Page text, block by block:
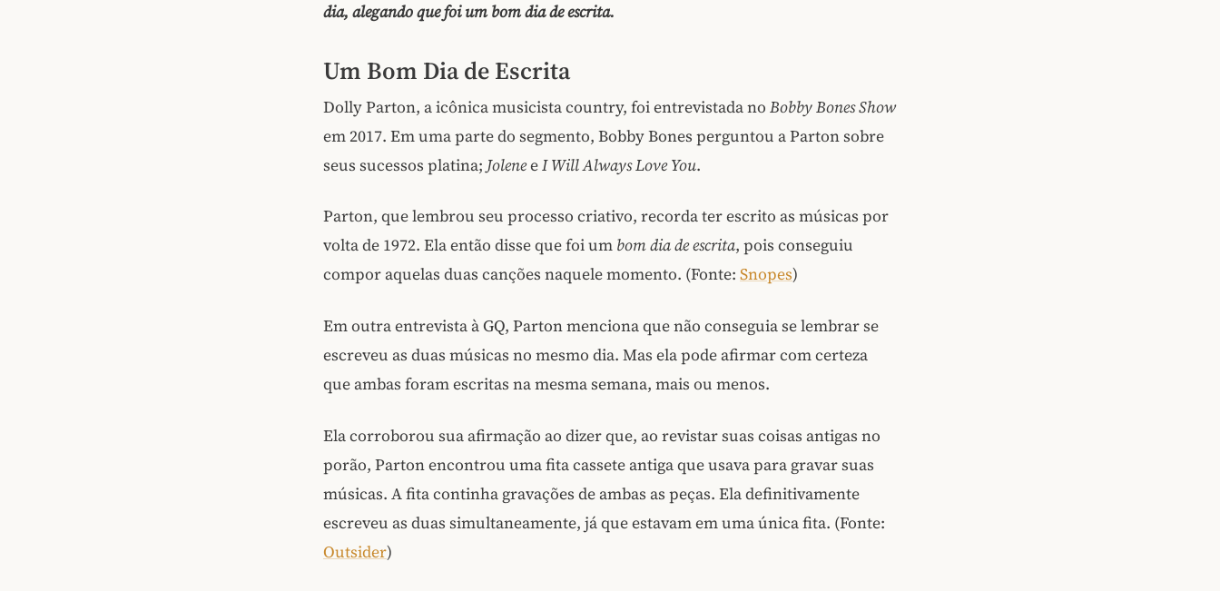
dia, alegando que foi um bom dia de escrita.
Um Bom Dia de Escrita
Dolly Parton, a icônica musicista country, foi entrevistada no Bobby Bones Show
em 2017. Em uma parte do segmento, Bobby Bones perguntou a Parton sobre
seus sucessos platina; JoleneeI Will Always Love You.
Parton, que lembrou seu processo criativo, recorda ter escrito as músicas por
volta de 1972. Ela então disse que foi um bom dia de escrita, pois conseguiu
compor aquelas duas canções naquele momento. (Fonte: Snopes)
Em outra entrevista à GQ, Parton menciona que não conseguia se lembrar se
escreveu as duas músicas no mesmo dia. Mas ela pode afirmar com certeza
que ambas foram escritas na mesma semana, mais ou menos.
Ela corroborou sua afirmação ao dizer que, ao revistar suas coisas antigas no
porão, Parton encontrou uma fita cassete antiga que usava para gravar suas
músicas. A fita continha gravações de ambas as peças. Ela definitivamente
escreveu as duas simultaneamente, já que estavam em uma única fita. (Fonte:
Outsider)